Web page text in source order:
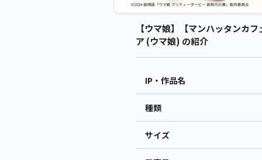
【ウマ娘】【マンハッタンカ
ア (ウマ娘) の紹介
IP・作品名
種類
サイズ